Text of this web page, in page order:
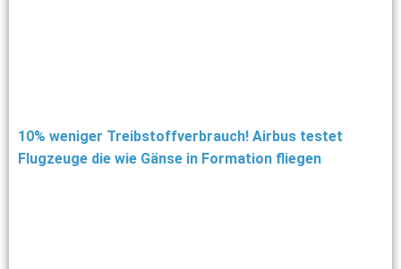
10% weniger Treibstoffverbrauch! Airbus testet
Flugzeuge die wie Gänse in Formation fliegen